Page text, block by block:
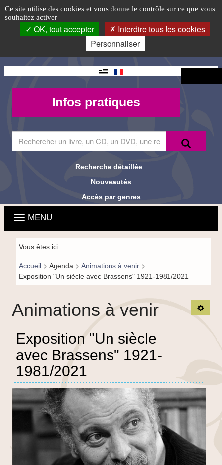
Panneau de gestion des cookies
Ce site utilise des cookies et vous donne le contrôle sur ce que vous
souhaitez activer
OK, tout accepter
Interdire tous les cookies
Personnaliser
Accéder
au
menu
principal
Accéder
au
contenu
Accéder
à
connexion
Exposition
"Un
avec
Brassens"
Logo
top-
Changement
de langue
Mon
compte -
Infos
pratiques
Infos pratiques
Recherche
site
Recherche détaillée
Nouveautés
Accès par genres
Menu
principal
Ouvrir
la
navigation
Fil de
navigation-
FR
Vous êtes ici :
Accueil > Agenda > Animations à venir >
Exposition "Un siècle avec Brassens" 1921-1981/2021
Animations à venir
Exposition "Un siècle
avec Brassens" 1921-
1981/2021